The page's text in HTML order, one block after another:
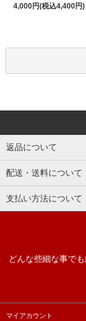
4,000円(税込4,400円)
返品について
配送・送料について
支払い方法について
どんな些細な事で
マイアカウント